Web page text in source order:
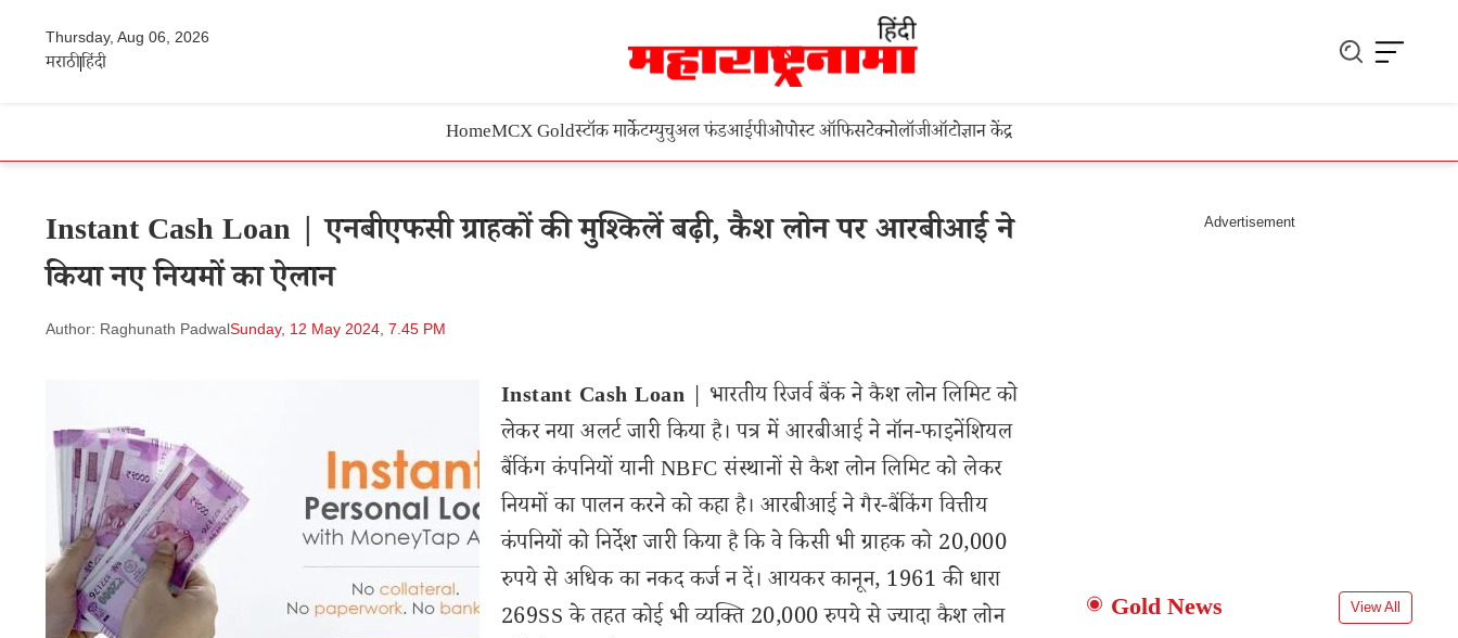
Thursday, Aug 06, 2026
मराठीहिंदी
HomeMCX Goldस्टॉक मार्केटम्युचुअल फंडआईपीओपोस्ट ऑफिसटेक्नोलॉजीऑटोज्ञान केंद्र
Instant Cash Loan | एनबीएफसी ग्राहकों की मुश्किलें बढ़ी, कैश लोन पर आरबीआई ने
किया नए नियमों का ऐलान
Author: Raghunath PadwalSunday, 12 May 2024, 7.45 PM
Instant Cash Loan | भारतीय रिजर्व बैंक ने कैश लोन लिमिट को
लेकर नया अलर्ट जारी किया है। पत्र में आरबीआई ने नॉन-फाइनेंशियल
बैंकिंग कंपनियों यानी NBFC संस्थानों से कैश लोन लिमिट को लेकर
नियमों का पालन करने को कहा है। आरबीआई ने गैर-बैंकिंग वित्तीय
कंपनियों को निर्देश जारी किया है कि वे किसी भी ग्राहक को 20,000
रुपये से अधिक का नकद कर्ज न दें। आयकर कानून, 1961 की धारा
269SS के तहत कोई भी व्यक्ति 20,000 रुपये से ज्यादा कैश लोन
Gold News View All